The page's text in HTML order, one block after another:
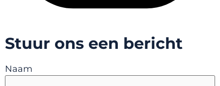
Stuur ons een bericht
Naam